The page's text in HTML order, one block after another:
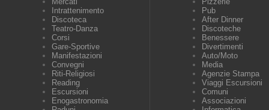
Intrattenimento
Discoteca
Teatro-Danza
Corsi
Gare-Sportive
Manifestazioni
Convegni
Riti-Religiosi
Reading
Escursioni
Enogastronomia
Pub
After Dinner
Discoteche
Benessere
Divertimenti
Auto/Moto
Media
Agenzie Stampa
Viaggi Escursioni
Comuni
Associazioni